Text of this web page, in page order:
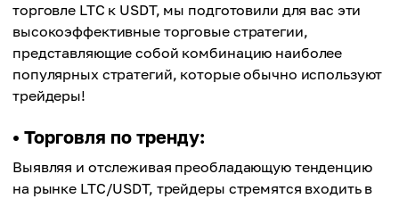
торговле LTC к USDT, мы подготовили для вас эти
высокоэффективные торговые стратегии,
представляющие собой комбинацию наиболее
популярных стратегий, которые обычно используют
трейдеры!
• Торговля по тренду:
Выявляя и отслеживая преобладающую тенденцию
на рынке LTC/USDT, трейдеры стремятся входить в